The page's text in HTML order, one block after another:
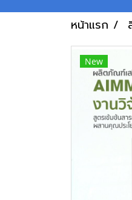
หน้าแรก
New